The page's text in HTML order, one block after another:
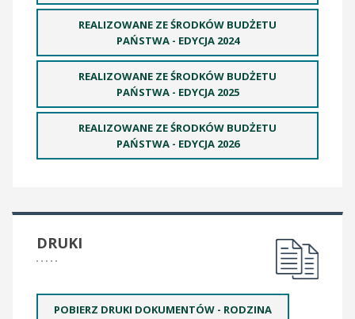
REALIZOWANE ZE ŚRODKÓW BUDŻETU
PAŃSTWA - EDYCJA 2024
REALIZOWANE ZE ŚRODKÓW BUDŻETU
PAŃSTWA - EDYCJA 2025
REALIZOWANE ZE ŚRODKÓW BUDŻETU
PAŃSTWA - EDYCJA 2026
DRUKI
POBIERZ DRUKI DOKUMENTÓW - RODZINA